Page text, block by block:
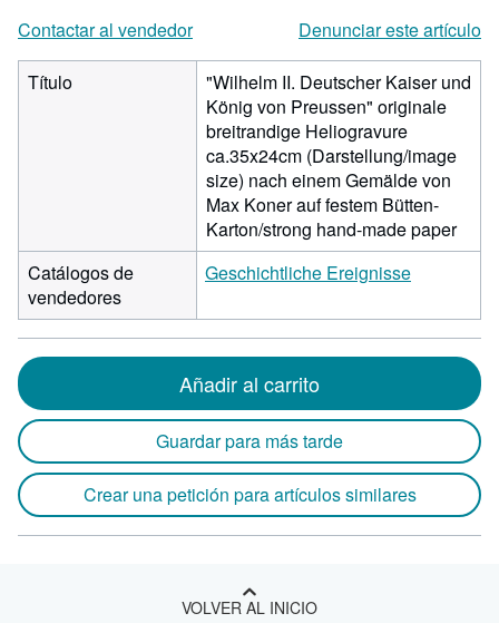
Contactar al vendedor
Denunciar este artículo
Título
"Wilhelm II. Deutscher Kaiser und
König von Preussen" originale
breitrandige Heliogravure
ca.35x24cm (Darstellung/image
size) nach einem Gemälde von
Max Koner auf festem Bütten-
Karton/strong hand-made paper
Catálogos de
vendedores
Geschichtliche Ereignisse
Añadir al carrito
Guardar para más tarde
Crear una petición para artículos similares
VOLVER AL INICIO